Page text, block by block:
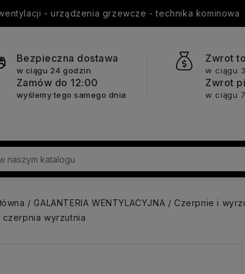
- urządzenia grzewcze - technika kominowa
Bezpieczna dostawa
w ciągu 24 godzin
Zamów do 12:00
wyślemy tego samego dnia
Zwrot
w ciągu
Zwrot
w ciągu
GALANTERIA WENTYLACYJNA Czerpnie i
czerpnia wyrzutnia